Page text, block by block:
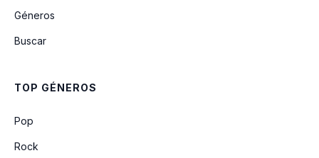
Géneros
Buscar
TOP GÉNEROS
Pop
Rock